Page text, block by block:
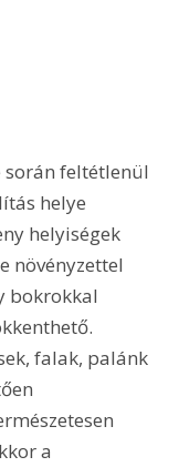
során feltétlenül
helye
helyiségek
növényzettel
bokrokkal
falak, palánk
a